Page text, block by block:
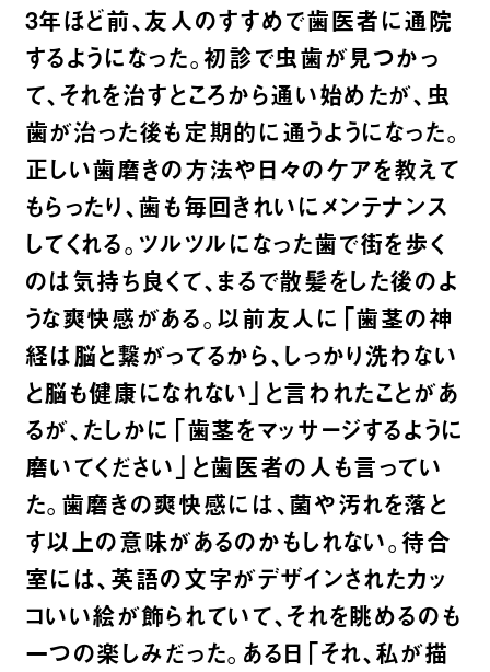
3年ほど前、友人のすすめで歯医者に通院
するようになった。初診で虫歯が見つかっ
て、それを治すところから通い始めたが、虫
歯が治った後も定期的に通うようになった。
正しい歯磨きの方法や日々のケアを教えて
もらったり、歯も毎回きれいにメンテナンス
してくれる。ツルツルになった歯で街を歩く
のは気持ち良くて、まるで散髪をした後のよ
うな爽快感がある。以前友人に「歯茎の神
経は脳と繋がってるから、しっかり洗わない
と脳も健康になれない」と言われたことがあ
るが、たしかに「歯茎をマッサージするように
磨いてください」と歯医者の人も言ってい
た。歯磨きの爽快感には、菌や汚れを落と
す以上の意味があるのかもしれない。待合
室には、英語の文字がデザインされたカッ
コいい絵が飾られていて、それを眺めるのも
一つの楽しみだった。ある日「それ、私が描